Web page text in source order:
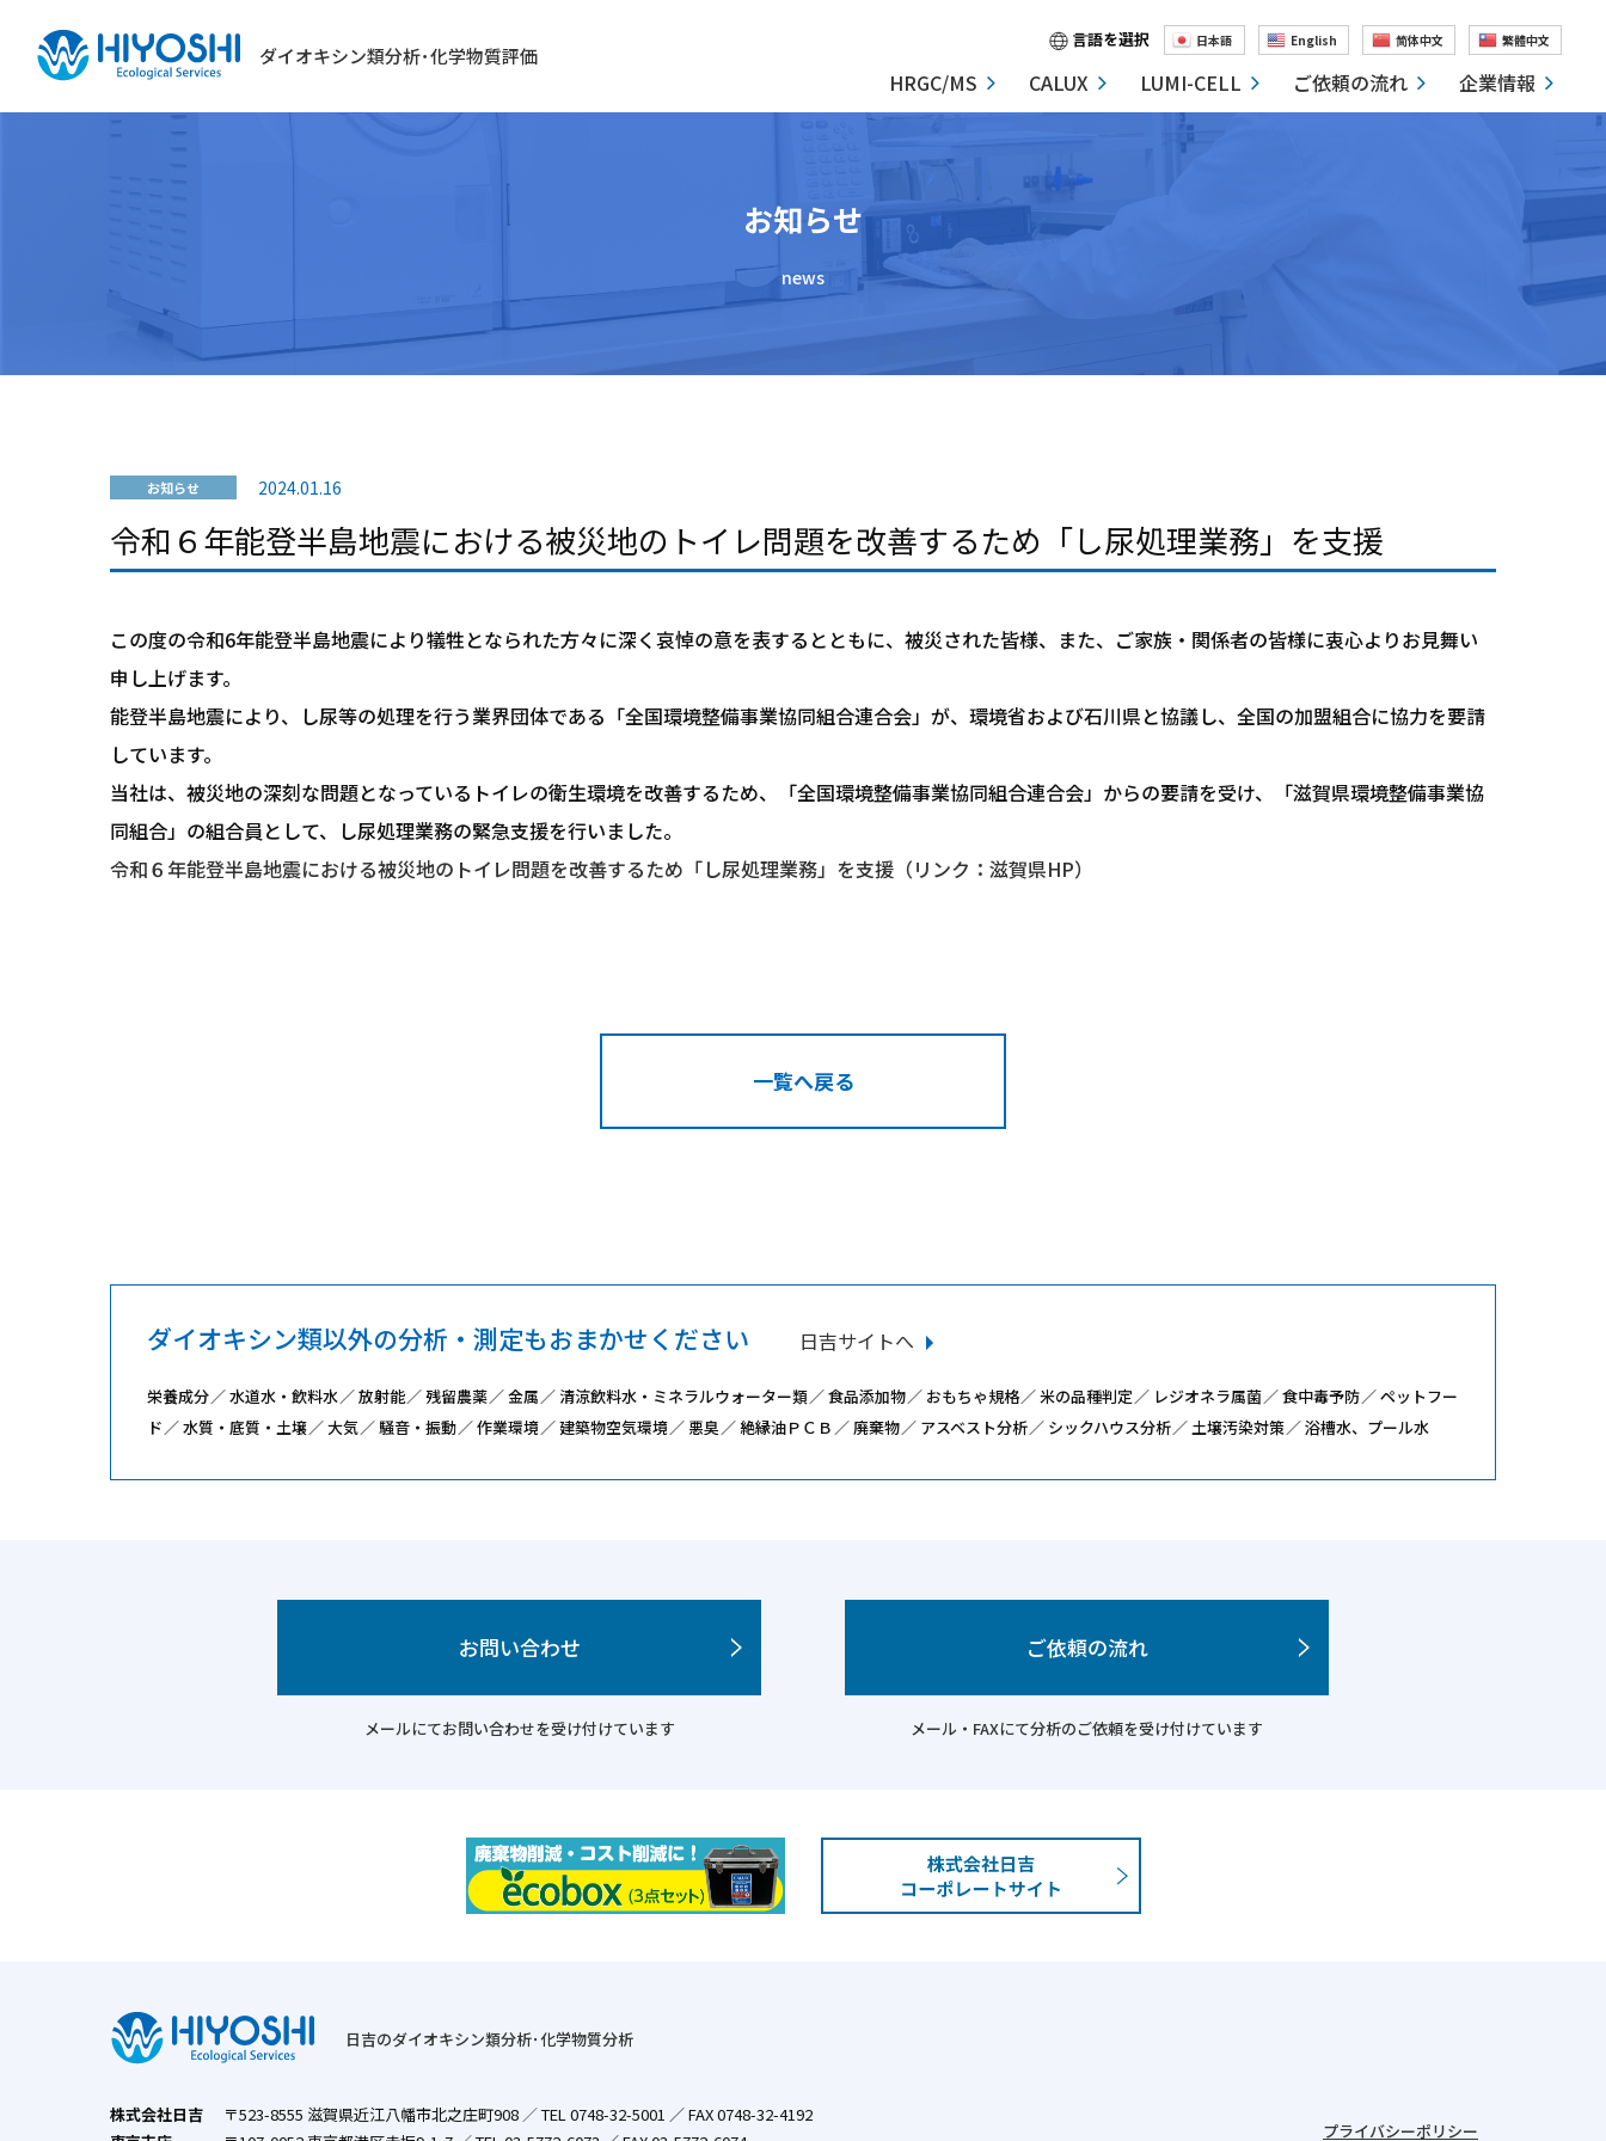
ダイオキシン類分析･化学物質評価
言語を選択 日本語 English 简体中文 繁體中文
HRGC/MS CALUX LUMI-CELL ご依頼の流れ 企業情報
お知らせ
news
お知らせ 2024.01.16
令和６年能登半島地震における被災地のトイレ問題を改善するため「し尿処理業務」を支援
この度の令和6年能登半島地震により犠牲となられた方々に深く哀悼の意を表するとともに、被災された皆様、また、ご家族・関係者の皆様に衷心よりお見舞い
申し上げます。
能登半島地震により、し尿等の処理を行う業界団体である「全国環境整備事業協同組合連合会」が、環境省および石川県と協議し、全国の加盟組合に協力を要請
しています。
当社は、被災地の深刻な問題となっているトイレの衛生環境を改善するため、「全国環境整備事業協同組合連合会」からの要請を受け、「滋賀県環境整備事業協
同組合」の組合員として、し尿処理業務の緊急支援を行いました。
令和６年能登半島地震における被災地のトイレ問題を改善するため「し尿処理業務」を支援（リンク：滋賀県HP）
一覧へ戻る
ダイオキシン類以外の分析・測定もおまかせください 日吉サイトへ
栄養成分 水道水・飲料水 放射能 残留農薬 金属 清涼飲料水・ミネラルウォーター類 食品添加物 おもちゃ規格 米の品種判定 レジオネラ属菌 食中毒予防
ペットフー
ド
水質・底質・土壌 大気 騒音・振動 作業環境 建築物空気環境 悪臭 絶縁油ＰＣＢ 廃棄物 アスベスト分析 シックハウス分析 土壌汚染対策 浴槽水、プール水
お問い合わせ
メールにてお問い合わせを受け付けています
ご依頼の流れ
メール・FAXにて分析のご依頼を受け付けています
日吉のダイオキシン類分析･化学物質分析
株式会社日吉 〒523-8555 滋賀県近江八幡市北之庄町908 ／TEL 0748-32-5001 ／ FAX 0748-32-4192
プライバシーポリシー